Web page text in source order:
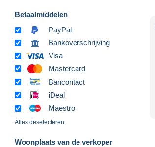
Betaalmiddelen
PayPal
Bankoverschrijving
Visa
Mastercard
Bancontact
iDeal
Maestro
Alles deselecteren
Woonplaats van de verkoper